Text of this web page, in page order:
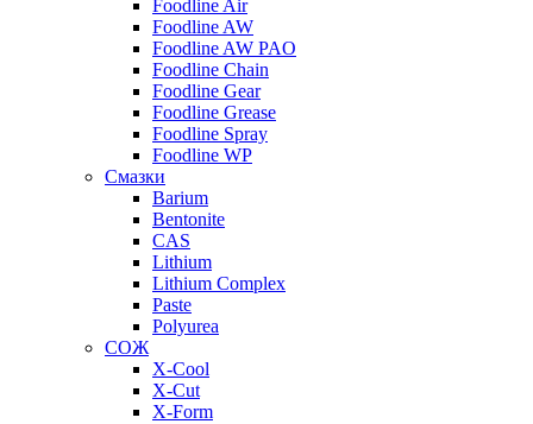
Foodline Air
Foodline AW
Foodline AW PAO
Foodline Chain
Foodline Gear
Foodline Grease
Foodline Spray
Foodline WP
Смазки
Barium
Bentonite
CAS
Lithium
Lithium Complex
Paste
Polyurea
СОЖ
X-Cool
X-Cut
X-Form